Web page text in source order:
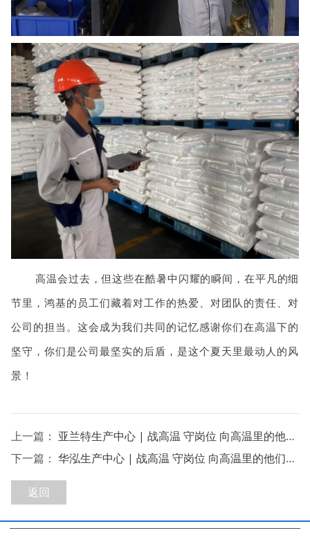
高温会过去，但这些在酷暑中闪耀的瞬间，在平凡的细
节里，鸿基的员工们藏着对工作的热爱、对团队的责任、对
公司的担当。这会成为我们共同的记忆感谢你们在高温下的
坚守，你们是公司最坚实的后盾，是这个夏天里最动人的风
景！
上一篇： 亚兰特生产中心 | 战高温 守岗位 向高温里的他们致敬
下一篇： 华泓生产中心 | 战高温 守岗位 向高温里的他们致敬
返回